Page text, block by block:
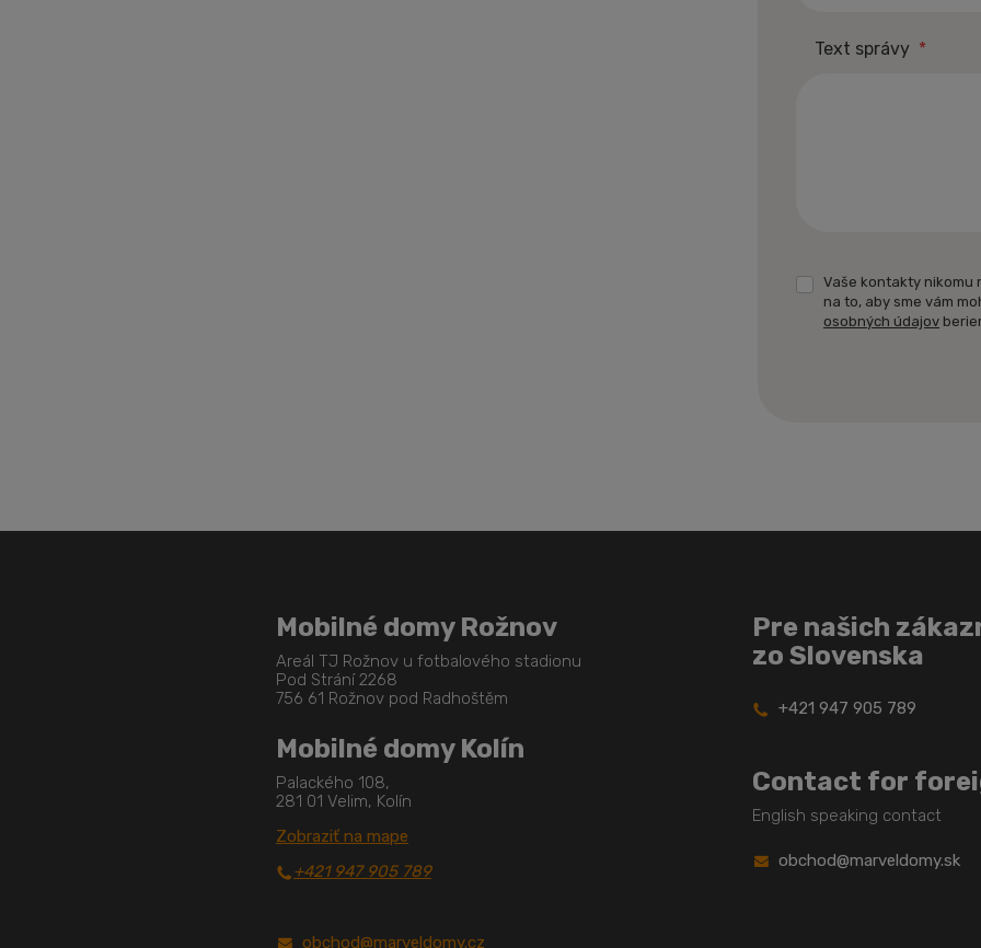
Text správy *
Vaše kontakty nikomu
na to, aby sme vám
osobných údajov
Mobilné domy Rožnov
Areál TJ Rožnov u fotbalového stadionu
Pod Strání 2268
756 61 Rožnov pod Radhoštěm
Mobilné domy Kolín
Palackého 108,
281 01 Velim, Kolín
Zobraziť na mape
+421 947 905 789
obchod@marveldomy.cz
Pre našich
zo Slovenska
+421 947 905 789
Contact for
English speaking contact
obchod@marveldomy.sk